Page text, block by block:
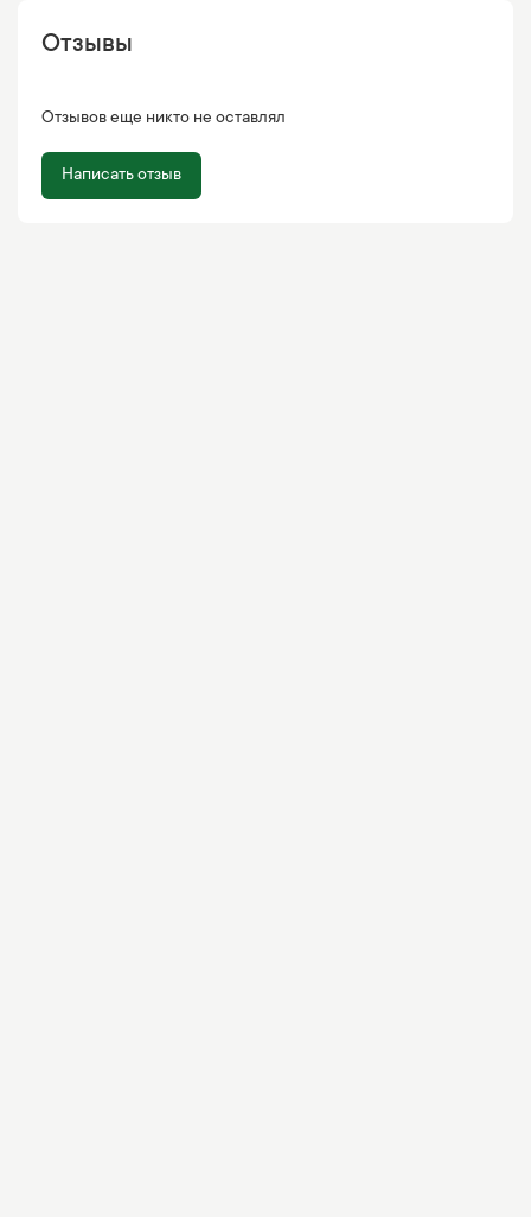
Отзывы
Отзывов еще никто не оставлял
Написать отзыв